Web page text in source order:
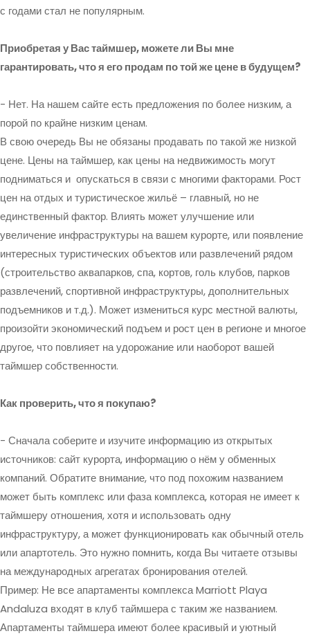
с годами стал не популярным.
Приобретая у Вас таймшер, можете ли Вы мне
гарантировать, что я его продам по той же цене в будущем?
- Нет. На нашем сайте есть предложения по более низким, а
порой по крайне низким ценам.
В свою очередь Вы не обязаны продавать по такой же низкой
цене. Цены на таймшер, как цены на недвижимость могут
подниматься и опускаться в связи с многими факторами. Рост
цен на отдых и туристическое жильё – главный, но не
единственный фактор. Влиять может улучшение или
увеличение инфраструктуры на вашем курорте, или появление
интересных туристических объектов или развлечений рядом
(строительство аквапарков, спа, кортов, голь клубов, парков
развлечений, спортивной инфраструктуры, дополнительных
подъемников и т.д.). Может измениться курс местной валюты,
произойти экономический подъем и рост цен в регионе и многое
другое, что повлияет на удорожание или наоборот вашей
таймшер собственности.
Как проверить, что я покупаю?
- Сначала соберите и изучите информацию из открытых
источников: сайт курорта, информацию о нём у обменных
компаний. Обратите внимание, что под похожим названием
может быть комплекс или фаза комплекса, которая не имеет к
таймшеру отношения, хотя и использовать одну
инфраструктуру, а может функционировать как обычный отель
или апартотель. Это нужно помнить, когда Вы читаете отзывы
на международных агрегатах бронирования отелей.
Пример: Не все апартаменты комплекса Marriott Playa
Andaluza входят в клуб таймшера с таким же названием.
Апартаменты таймшера имеют более красивый и уютный